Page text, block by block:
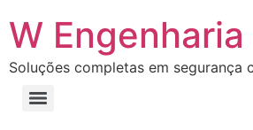
W Engenharia
Soluções completas em segurança